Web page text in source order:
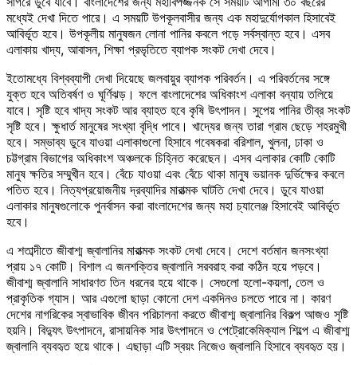
মধ্যেই দেখা দিতে পারে। এ সময়টি উপকূলবাসীর জন্য এক মহাদুর্যোগকাল হিসাবেই
আবির্ভূত হবে। উপকূলীয় মানুষজন লোনা পানির কবলে পড়ে সর্বস্বান্ত হবে। এসব
এলাকায় খাদ্য, আবাসন, শিক্ষা প্রভৃতিতে ব্যাপক সংকট দেখা দেবে।
ইতোমধ্যে বিশ্বব্যাপী দেখা দিয়েছে জলবায়ুর ব্যাপক পরিবর্তন। এ পরিবর্তনের সঙ্গে
যুক্ত হবে অতিবর্ষণ ও ঘূর্ণিঝড়। ফলে বাংলাদেশের অধিকাংশ এলাকা বন্যায় তলিয়ে
যাবে। সৃষ্টি হবে খাদ্য সংকট আর ব্যাহত হবে কৃষি উৎপাদন। সুপেয় পানির তীব্র সংকট
সৃষ্টি হবে। ক্ষুধার্ত মানুষের সংখ্যা বৃদ্ধি পাবে। খাদ্যের জন্য তারা গ্রাম ছেড়ে শহরমুখী
হবে। সম্ভাব্য ডুবে যাওয়া এলাকাগুলো হিসাবে গবেষকরা বরিশাল, খুলনা, ঢাকা ও
চট্টগ্রাম বিভাগের অধিকাংশ অঞ্চলকে চিহ্নিত করেছেন। এসব এলাকার কোটি কোটি
মানুষ ক্ষতির সম্মুখীন হবে। বেঁচে যাওয়া এবং বেঁচে থাকা মানুষ ভয়ানক দুর্ভিক্ষের কবলে
পতিত হবে। নিত্যপ্রয়োজনীয় দ্রব্যাদির মারাত্মক ঘাটতি দেখা দেবে। ডুবে যাওয়া
এলাকার মানুষগুলোকে পুনর্বাসন করা বাংলাদেশের জন্য মহা চ্যালেঞ্জ হিসাবেই আবির্ভূত
হবে।
এ শতাব্দীতে জীবাশ্ম জ্বালানির মারাত্মক সংকট দেখা দেবে। দেশে বর্তমান জনসংখ্যা
প্রায় ১৭ কোটি। বিশাল এ জনশক্তির জ্বালানি সরবরাহ করা কঠিন হয়ে পড়বে।
জীবাশ্ম জ্বালানি সাধারণত তিন ধরনের হয়ে থাকে। সেগুলো হলো-কয়লা, তেল ও
প্রাকৃতিক গ্যাস। আর এগুলো ছাড়া কোনো দেশ একদিনও চলতে পারে না। কারণ
দেশের নাগরিকের স্বাভাবিক জীবন পরিচালনা করতে জীবাশ্ম জ্বালানির বিকল্প আজও সৃষ্টি
হয়নি। বিদ্যুৎ উৎপাদনে, রাসায়নিক সার উৎপাদনে ও পেট্রোকেমিক্যাল শিল্পে এ জীবাশ্ম
জ্বালানি ব্যবহৃত হয়ে থাকে। এছাড়া এটি স্বয়ং নিজেও জ্বালানি হিসাবে ব্যবহৃত হয়।